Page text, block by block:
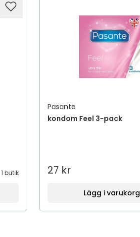
1 butik
Pasante
kondom Feel 3-pack
27 kr
Lägg i varukorg